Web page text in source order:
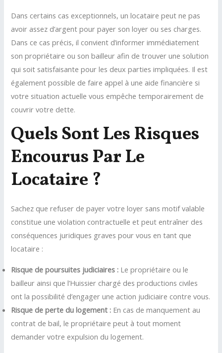
Dans certains cas exceptionnels, un locataire peut ne pas
avoir assez d’argent pour payer son loyer ou ses charges.
Dans ce cas précis, il convient d’informer immédiatement
son propriétaire ou son bailleur afin de trouver une solution
qui soit satisfaisante pour les deux parties impliquées. Il est
également possible de faire appel à une aide financière si
votre situation actuelle vous empêche temporairement de
couvrir votre dette.
Quels Sont Les Risques
Encourus Par Le
Locataire ?
Sachez que refuser de payer votre loyer sans motif valable
constitue une violation contractuelle et peut entraîner des
conséquences juridiques graves pour vous en tant que
locataire :
Risque de poursuites judiciaires : Le propriétaire ou le
bailleur ainsi que l’Huissier chargé des productions civiles
ont la possibilité d’engager une action judiciaire contre vous.
Risque de perte du logement : En cas de manquement au
contrat de bail, le propriétaire peut à tout moment
demander votre expulsion du logement.